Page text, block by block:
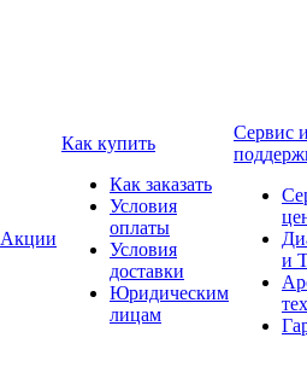
Акции
Как купить
Как заказать
Условия
оплаты
Условия
доставки
Юридическим
лицам
Сервис
и